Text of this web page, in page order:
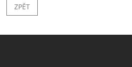
ZPĚT